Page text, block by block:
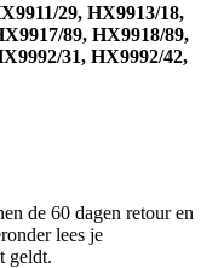
29, HX9913/18,
89, HX9918/89,
31, HX9992/42,
de 60 dagen retour en
lees je
geldt.